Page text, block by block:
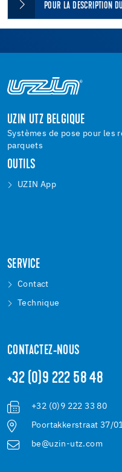
POUR LA DESCRIPTION
UZIN UTZ BELGIQUE
Systèmes de pose pour les
parquets
OUTILS
UZIN App
SERVICE
Contact
Technique
CONTACTEZ-NOUS
+32 (0)9 222 58 48
+32 (0)9 222 33 80
Poortakkerstraat 37/
be@uzin-utz.com